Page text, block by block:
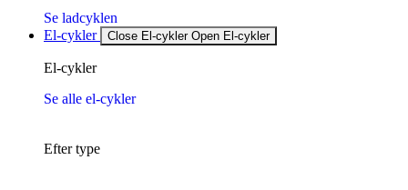
Se ladcyklen
El-cykler
Close El-cykler Open El-cykler
El-cykler
Se alle el-cykler
Efter type